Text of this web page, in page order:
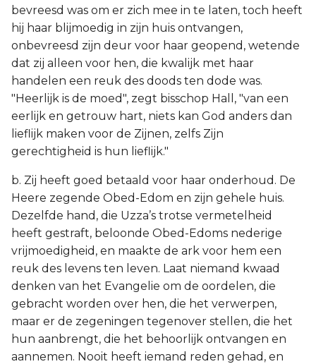
bevreesd was om er zich mee in te laten, toch heeft
hij haar blijmoedig in zijn huis ontvangen,
onbevreesd zijn deur voor haar geopend, wetende
dat zij alleen voor hen, die kwalijk met haar
handelen een reuk des doods ten dode was.
"Heerlijk is de moed", zegt bisschop Hall, "van een
eerlijk en getrouw hart, niets kan God anders dan
lieflijk maken voor de Zijnen, zelfs Zijn
gerechtigheid is hun lieflijk."
b. Zij heeft goed betaald voor haar onderhoud. De
Heere zegende Obed-Edom en zijn gehele huis.
Dezelfde hand, die Uzza’s trotse vermetelheid
heeft gestraft, beloonde Obed-Edoms nederige
vrijmoedigheid, en maakte de ark voor hem een
reuk des levens ten leven. Laat niemand kwaad
denken van het Evangelie om de oordelen, die
gebracht worden over hen, die het verwerpen,
maar er de zegeningen tegenover stellen, die het
hun aanbrengt, die het behoorlijk ontvangen en
aannemen. Nooit heeft iemand reden gehad, en